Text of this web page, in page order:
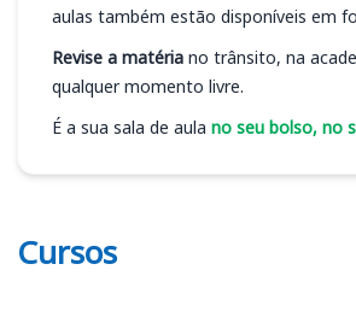
aulas também estão disponíveis em
Revise a matéria no trânsito, na
qualquer momento livre.
É a sua sala de aula no seu bolso, no
Cursos